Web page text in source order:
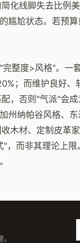
化线脚失去比例
尴尬状态。若预
整度>风格"。一
；而维护良好、
，否则"气派"会成
州纳帕谷风格、
木材、定制皮革
，而非其理论上限